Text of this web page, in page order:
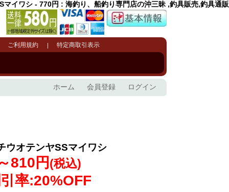
マイワシ - 770円 : 海釣り、船釣り専門店の沖三昧 ,釣具販売,釣具通販
ご利用規約 特定商取引表示
ホーム 会員登録 ログイン
ウオテンヤSSマイワシ
810円 (税込)
率:20%OFF